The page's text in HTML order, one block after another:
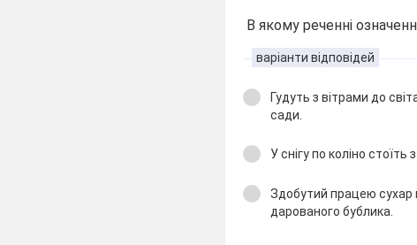
В якому реченні
варіанти відповідей
Гудуть з вітрами до
сади.
У снігу по коліно стоїть
Здобутий працею сухар
дарованого бублика.